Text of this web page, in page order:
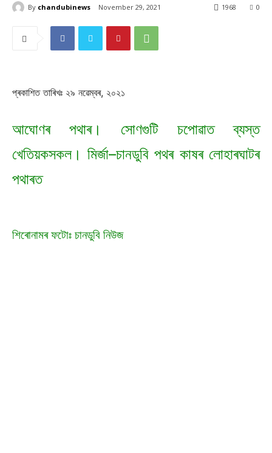
By chandubinews November 29, 2021 0
1968
প্ৰকাশিত তাৰিখঃ ২৯ নৱেম্বৰ, ২০২১
আঘোণৰ পথাৰ। সোণগুটি চপোৱাত ব্যস্ত
খেতিয়কসকল। মিৰ্জা–চানডুবি পথৰ কাষৰ লোহাৰঘাটৰ
পথাৰত
শিৰোনামৰ ফটোঃ চানডুবি নিউজ